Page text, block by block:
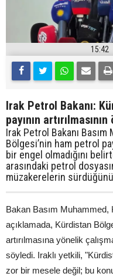
15:42
Irak Petrol Bakanı:
payının
Irak Petrol Bakanı
Bölgesi’nin ham petrol
bir engel olmadığını
arasındaki petrol
müzakerelerin sürdüğünü
Bakan Basım Muhammed,
açıklamada, Kürdistan
artırılmasına yönelik
söyledi. Iraklı yetkili,
zor bir mesele değil; bu